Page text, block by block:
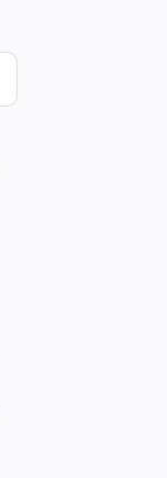
：オーストラリア
- 世界進出、拡大
初心者向けプレイブ
トのアウトリーチワ
算のベンチマーク、
ンフルエンサーマー
評価しつつ、本物らし
オーストラリアの
エンゲージメント
トラリアのタイムゾ
メントスクリプト、
クフローが含まれて
的/倫理的チェックリ
行しましょう。